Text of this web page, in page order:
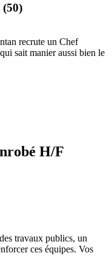
(50)
recrute un Chef
sait manier aussi bien le
H/F
travaux publics, un
ces équipes. Vos